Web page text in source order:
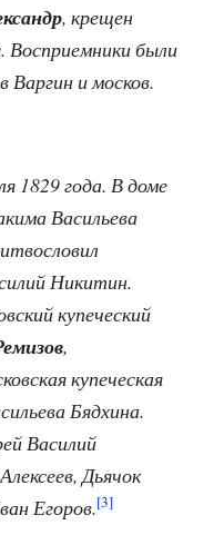
, крещен
Восприемники были
Варгин и москов.
1829 года. В доме
Васильева
Никитин.
купеческий
,
купеческая
Бядхина.
Василий
Дьячок
Егоров.[3]